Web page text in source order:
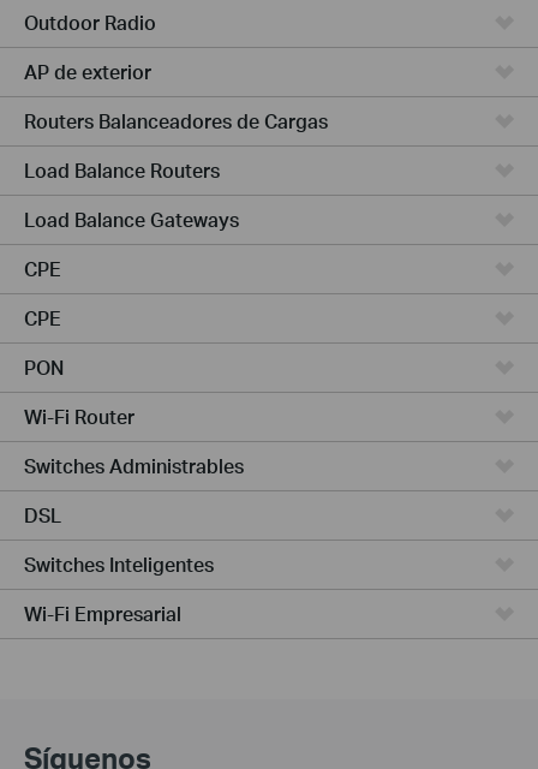
Outdoor Radio
AP de exterior
Routers Balanceadores de Cargas
Load Balance Routers
Load Balance Gateways
CPE
CPE
PON
Wi-Fi Router
Switches Administrables
DSL
Switches Inteligentes
Wi-Fi Empresarial
Síguenos